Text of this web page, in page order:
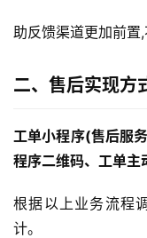
助反馈渠道更加前置
二、售后实现方
工单小程序(售后服
程序二维码、工单主
根据以上业务流程
计。